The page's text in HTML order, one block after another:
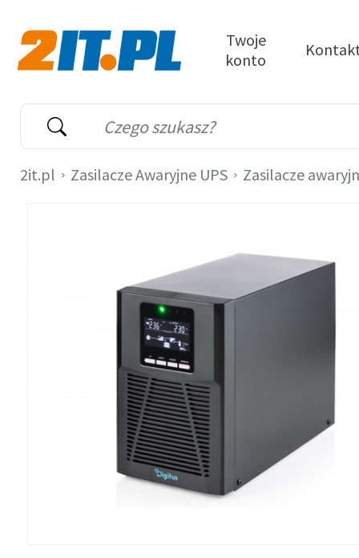
Wyszukiwarka
Słowo kluczowe
Twoje
konto
2it.pl Zasilacze Awaryjne UPS Zasilacze